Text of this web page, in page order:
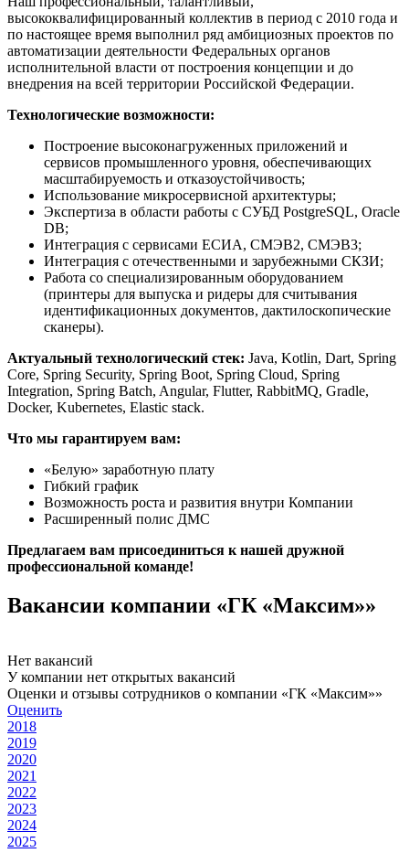
высококвалифицированный коллектив в период с 2010 года и
по настоящее время выполнил ряд амбициозных проектов по
автоматизации деятельности Федеральных органов
исполнительной власти от построения концепции и до
внедрения на всей территории Российской Федерации.
Технологические возможности:
Построение высоконагруженных приложений и
сервисов промышленного уровня, обеспечивающих
масштабируемость и отказоустойчивость;
Использование микросервисной архитектуры;
Экспертиза в области работы с СУБД PostgreSQL, Oracle
DB;
Интеграция с сервисами ЕСИА, СМЭВ2, СМЭВ3;
Интеграция с отечественными и зарубежными СКЗИ;
Работа со специализированным оборудованием
(принтеры для выпуска и ридеры для считывания
идентификационных документов, дактилоскопические
сканеры).
Актуальный технологический стек: Java, Kotlin, Dart, Spring
Core, Spring Security, Spring Boot, Spring Cloud, Spring
Integration, Spring Batch, Angular, Flutter, RabbitMQ, Gradle,
Docker, Kubernetes, Elastic stack.
Что мы гарантируем вам:
«Белую» заработную плату
Гибкий график
Возможность роста и развития внутри Компании
Расширенный полис ДМС
Предлагаем вам присоединиться к нашей дружной
профессиональной команде!
Вакансии компании «ГК «Максим»»
Нет вакансий
У компании нет открытых вакансий
Оценки и отзывы сотрудников о компании «ГК «Максим»»
Оценить
2018
2019
2020
2021
2022
2023
2024
2025